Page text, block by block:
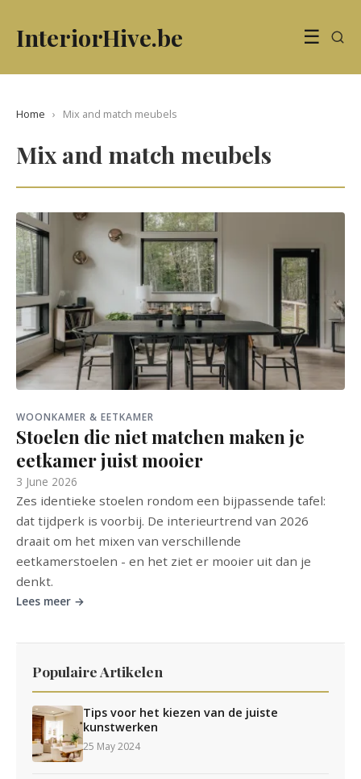
InteriorHive.be ☰
Home › Mix and match meubels
Mix and match meubels
WOONKAMER & EETKAMER
Stoelen die niet matchen maken je
eetkamer juist mooier
3 June 2026
Zes identieke stoelen rondom een bijpassende tafel:
dat tijdperk is voorbij. De interieurtrend van 2026
draait om het mixen van verschillende
eetkamerstoelen - en het ziet er mooier uit dan je
denkt.
Lees meer →
Populaire Artikelen
Tips voor het kiezen van de juiste
kunstwerken
25 May 2024